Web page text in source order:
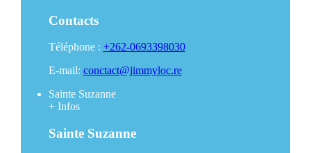
Contacts
Téléphone : +262-0693398030
E-mail: conctact@jimmyloc.re
Sainte Suzanne
+Infos
Sainte Suzanne